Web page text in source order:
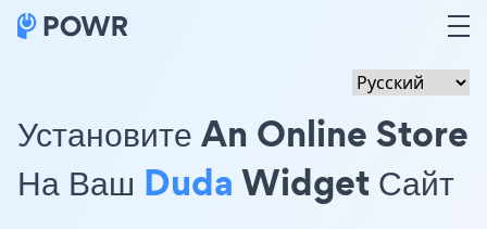
Установите An Online Store
На Ваш DudaWidget Сайт